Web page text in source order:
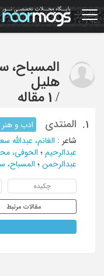
Skip
to
main
المسباح،
هلیل
/ 1 مقاله
1. المنتدی
ادب و هنر
شاعر : الغانم، عبدالله
عبدالرحیم ؛ الحوفی،
عبدالرحمن ؛ المسباح،
چکیده
مقالات مرتبط